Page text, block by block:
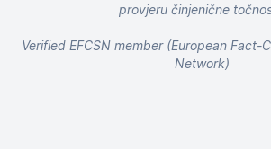
provjeru činjenične
Verified EFCSN member (European Fact-
Network)